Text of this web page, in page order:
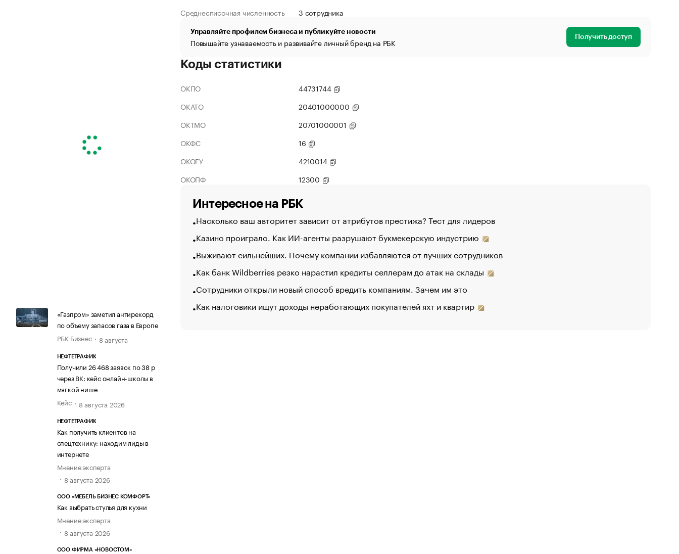
«Газпром» заметил антирекорд
по объему запасов газа в Европе
РБК Бизнес
8 августа
НЕФТЕТРАФИК
Получили 26 468 заявок по 38 р
через ВК: кейс онлайн-школы в
мягкой нише
Кейс
8 августа 2026
НЕФТЕТРАФИК
Как получить клиентов на
спецтехнику: находим лиды в
интернете
Мнение эксперта
8 августа 2026
ООО «МЕБЕЛЬ БИЗНЕС КОМФОРТ»
Как выбрать стулья для кухни
Мнение эксперта
8 августа 2026
ООО ФИРМА «НОВОСТОМ»
Среднесписочная численность
3 сотрудника
Управляйте профилем бизнеса и публикуйте новости
Повышайте узнаваемость и развивайте личный бренд на РБК Получить доступ
Коды статистики
ОКПО
44731744
ОКАТО
20401000000
ОКТМО
20701000001
ОКФС
16
ОКОГУ
4210014
ОКОПФ
12300
Интересное на РБК
Насколько ваш авторитет зависит от атрибутов престижа? Тест для лидеров
Казино проиграло. Как ИИ-агенты разрушают букмекерскую индустрию
Выживают сильнейших. Почему компании избавляются от лучших сотрудников
Как банк Wildberries резко нарастил кредиты селлерам до атак на склады
Сотрудники открыли новый способ вредить компаниям. Зачем им это
Как налоговики ищут доходы неработающих покупателей яхт и квартир